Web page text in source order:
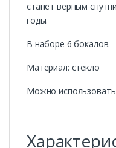
станет верным
годы.
В наборе 6 бокалов.
Материал: стекло
Можно